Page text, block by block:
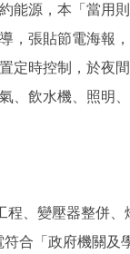
能源，本「當用
，張貼節電海報
定時控制，於夜
、飲水機、照明
程、變壓器整併
合「政府機關